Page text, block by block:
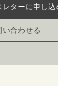
レターに申し込
い合わせる